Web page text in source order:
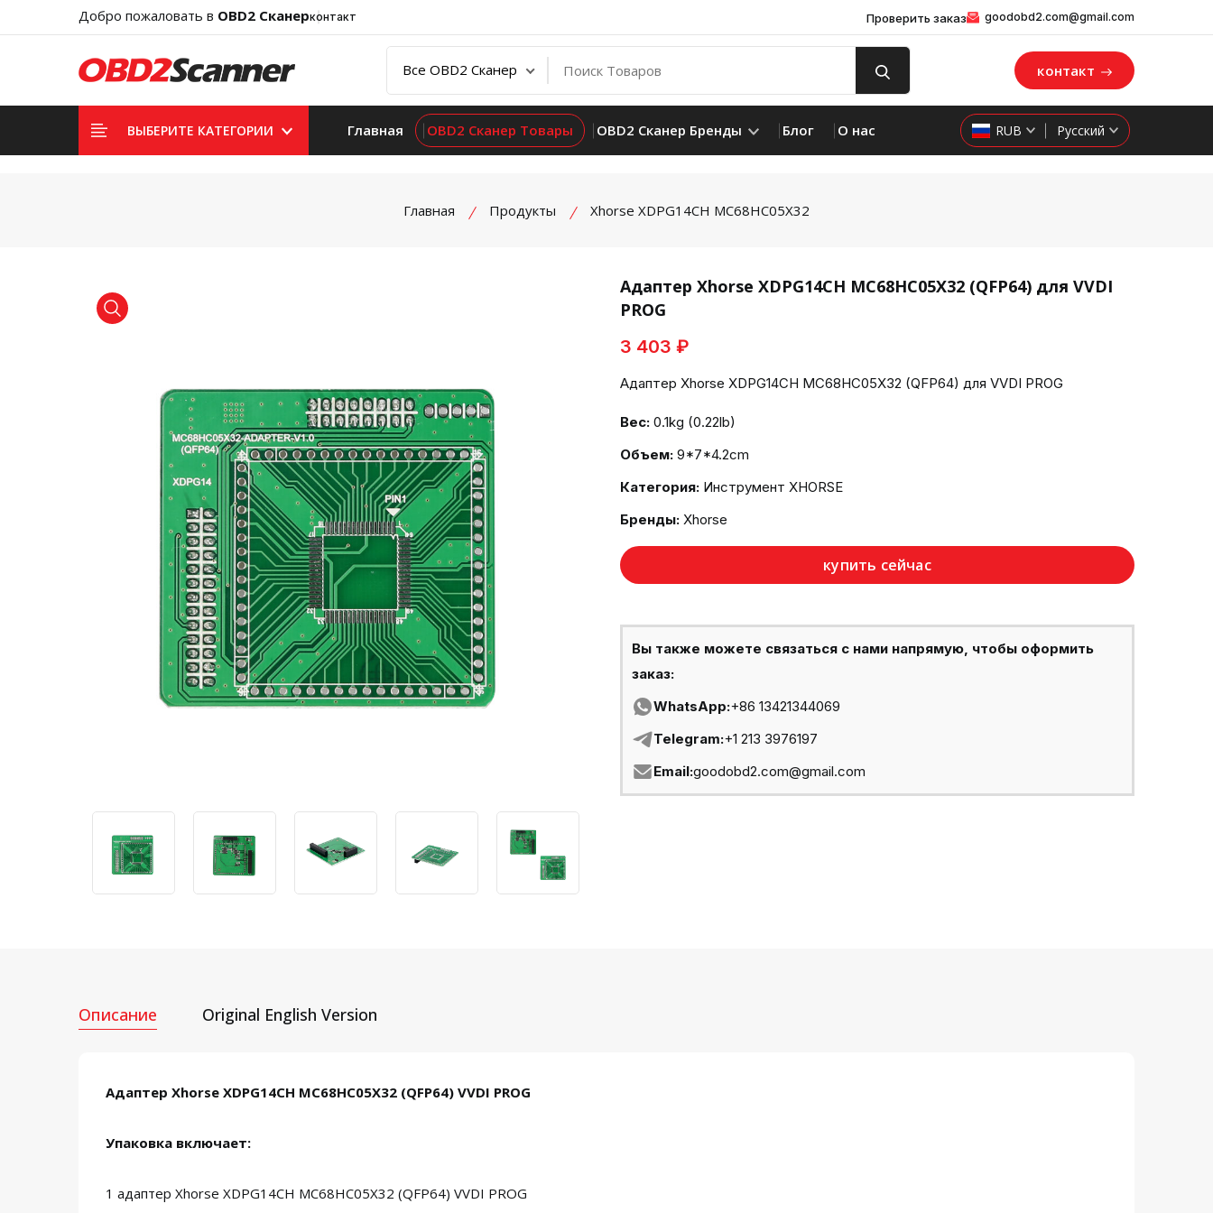
Добро пожаловать в OBD2 Сканерконтакт Проверить заказ goodobd2.com@gmail.com
контакт
ВЫБЕРИТЕ КАТЕГОРИИ Главная OBD2 Сканер Товары OBD2 Сканер Бренды Блог О нас RUB Русский
Главная Продукты Xhorse XDPG14CH MC68HC05X32
product view
Адаптер Xhorse XDPG14CH MC68HC05X32 (QFP64) для VVDI
PROG
3 403 ₽
Адаптер Xhorse XDPG14CH MC68HC05X32 (QFP64) для VVDI PROG
Вес: 0.1kg (0.22lb)
Объем: 9*7*4.2cm
Категория: Инструмент XHORSE
Бренды: Xhorse
купить сейчас
Вы также можете связаться с нами напрямую, чтобы оформить
заказ:
WhatsApp:+86 13421344069
Telegram:+1 213 3976197
Email:goodobd2.com@gmail.com
Описание Original English Version
Адаптер Xhorse XDPG14CH MC68HC05X32 (QFP64) VVDI PROG
Упаковка включает:
1 адаптер Xhorse XDPG14CH MC68HC05X32 (QFP64) VVDI PROG